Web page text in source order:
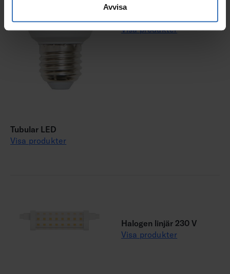
Avvisa
Tubular LED
Visa produkter
Visa produkter
Halogen linjär 230 V
Visa produkter